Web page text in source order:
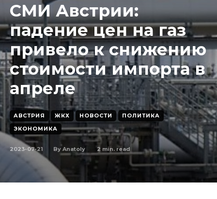
СМИ Австрии:
падение цен на газ
привело к снижению
стоимости импорта в
апреле
АВСТРИЯ ЖКХ НОВОСТИ
ПОЛИТИКА
ЭКОНОМИКА
2023-07-21 By Anatoly 2 min. read